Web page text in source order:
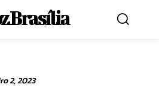
Brasília
2, 2023